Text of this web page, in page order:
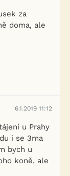
za
doma, ale
6.1.2019 11:12
u Prahy
i se 3ma
bych u
koně, ale